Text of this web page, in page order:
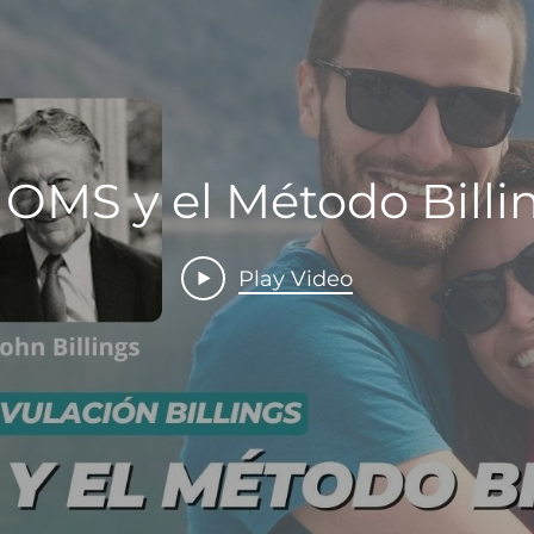
y el Método
Play Video